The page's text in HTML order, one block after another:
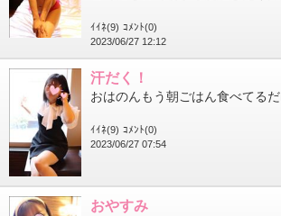
ｲｲﾈ(9) ｺﾒﾝﾄ(0)
2023/06/27 12:12
汗だく！
ｲｲﾈ(9) ｺﾒﾝﾄ(0)
2023/06/27 07:54
おやすみ